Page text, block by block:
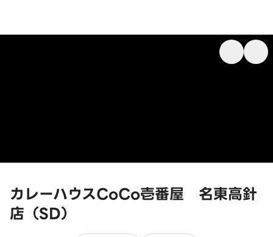
カレーハウスCoCo壱番屋 名東高針
店（SD）